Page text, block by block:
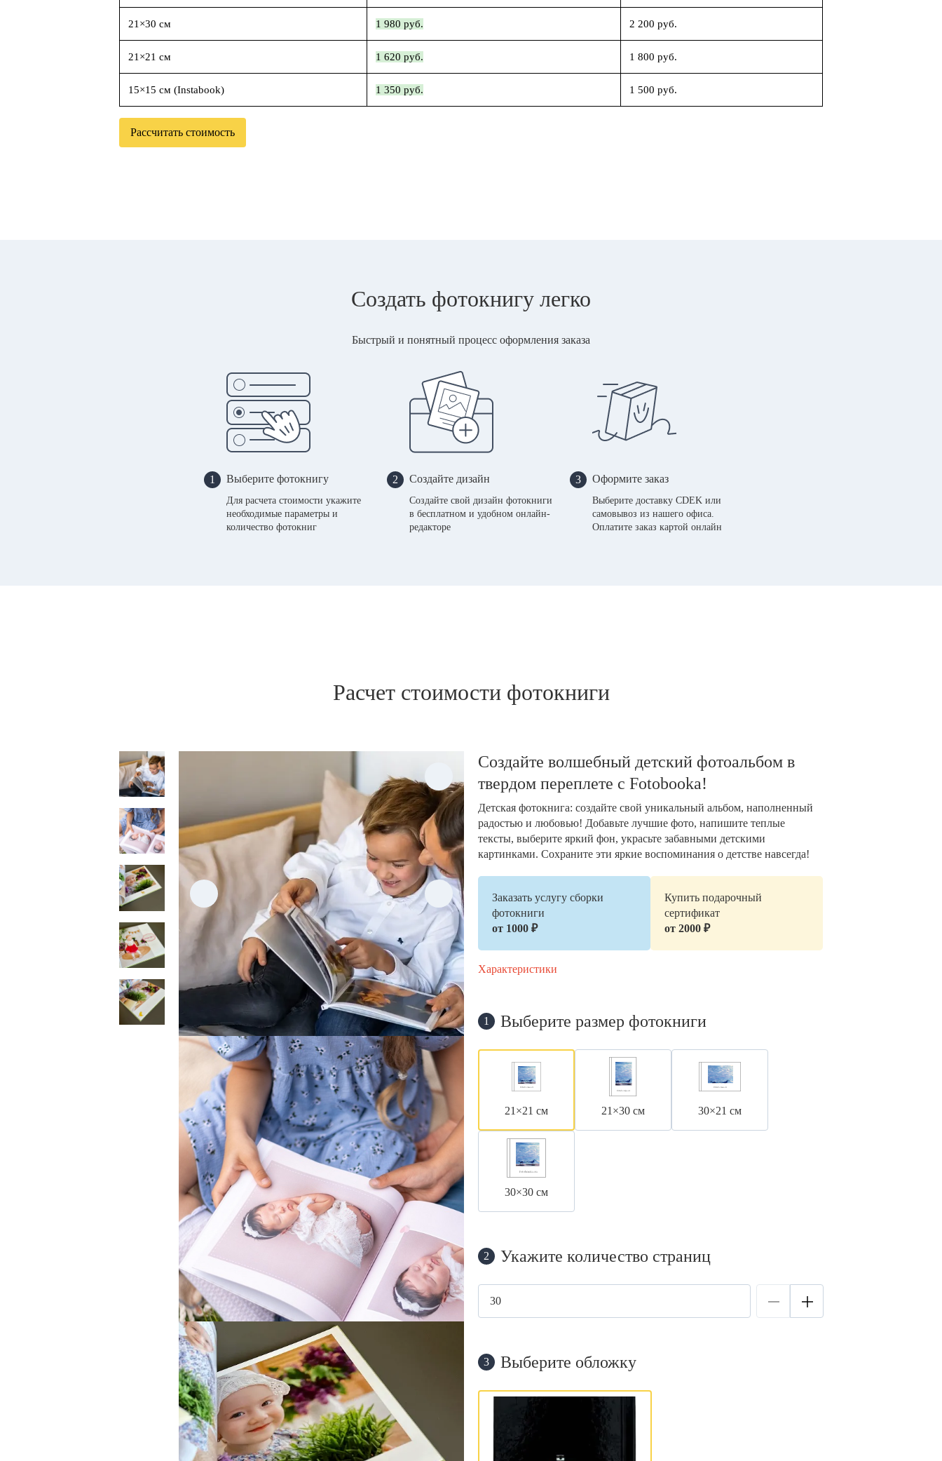
21×30 см 1 980 руб. 2 200 руб.
21×21 см 1 620 руб. 1 800 руб.
15×15 см (Instabook) 1 350 руб. 1 500 руб.
Рассчитать стоимость
Создать фотокнигу легко
Быстрый и понятный процесс оформления заказа
1 Выберите фотокнигу
Для расчета стоимости укажите
необходимые параметры и
количество фотокниг
2 Создайте дизайн
Создайте свой дизайн фотокниги
в бесплатном и удобном онлайн-
редакторе
3 Оформите заказ
Выберите доставку CDEK или
самовывоз из нашего офиса.
Оплатите заказ картой онлайн
Расчет стоимости фотокниги
Создайте волшебный детский фотоальбом в
твердом переплете с Fotobooka!
Детская фотокнига: создайте свой уникальный альбом, наполненный
радостью и любовью! Добавьте лучшие фото, напишите теплые
тексты, выберите яркий фон, украсьте забавными детскими
картинками. Сохраните эти яркие воспоминания о детстве навсегда!
Заказать услугу сборки
фотокниги
от 1000 ₽
Купить подарочный
сертификат
от 2000 ₽
Характеристики
1 Выберите размер фотокниги
21×21 см 21×30 см 30×21 см
30×30 см
2 Укажите количество страниц
3 Выберите обложку